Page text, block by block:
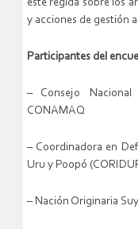
esté regida sobre los
y acciones de gestión
Participantes del
– Consejo
CONAMAQ
– Coordinadora en
Uru y Poopó
– Nación Originaria